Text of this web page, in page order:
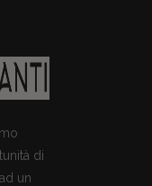
di
un